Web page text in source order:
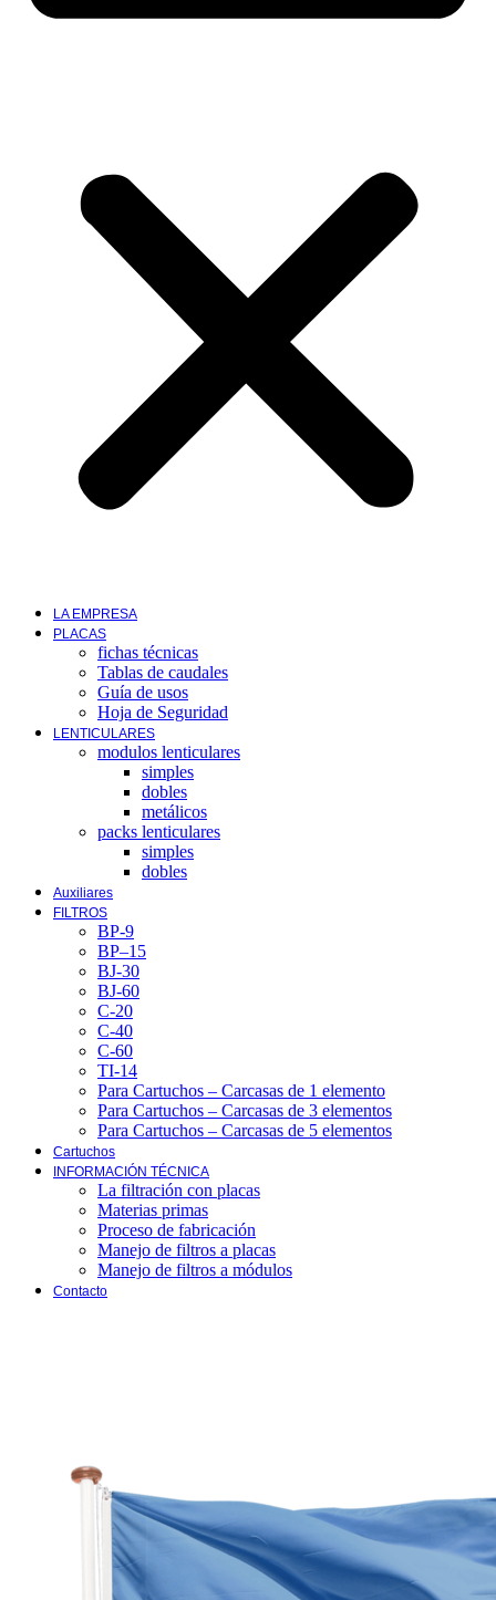
LA EMPRESA
PLACAS
fichas técnicas
Tablas de caudales
Guía de usos
Hoja de Seguridad
LENTICULARES
modulos lenticulares
simples
dobles
metálicos
packs lenticulares
simples
dobles
Auxiliares
FILTROS
BP-9
BP–15
BJ-30
BJ-60
C-20
C-40
C-60
TI-14
Para Cartuchos – Carcasas de 1 elemento
Para Cartuchos – Carcasas de 3 elementos
Para Cartuchos – Carcasas de 5 elementos
Cartuchos
INFORMACIÓN TÉCNICA
La filtración con placas
Materias primas
Proceso de fabricación
Manejo de filtros a placas
Manejo de filtros a módulos
Contacto